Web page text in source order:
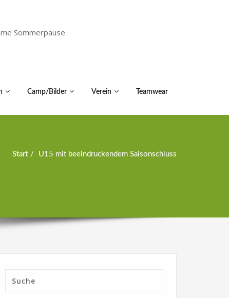
Sommerpause
Camp/Bilder Verein Teamwear
Start U15 mit beeindruckendem Saisonschluss